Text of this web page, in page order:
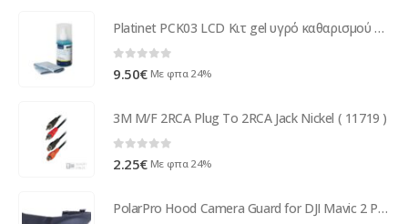
Platinet PCK03 LCD Κιτ gel υγρό καθαρισμού + πανάκι με μικροϊνες 200ml ( 10237 )
0 out of 5
9.50€ Με φπα 24%
3M M/F 2RCA Plug To 2RCA Jack Nickel ( 11719 )
2.25€ Με φπα 24%
PolarPro Hood Camera Guard for DJI Mavic 2 Pro MVC-HOOD